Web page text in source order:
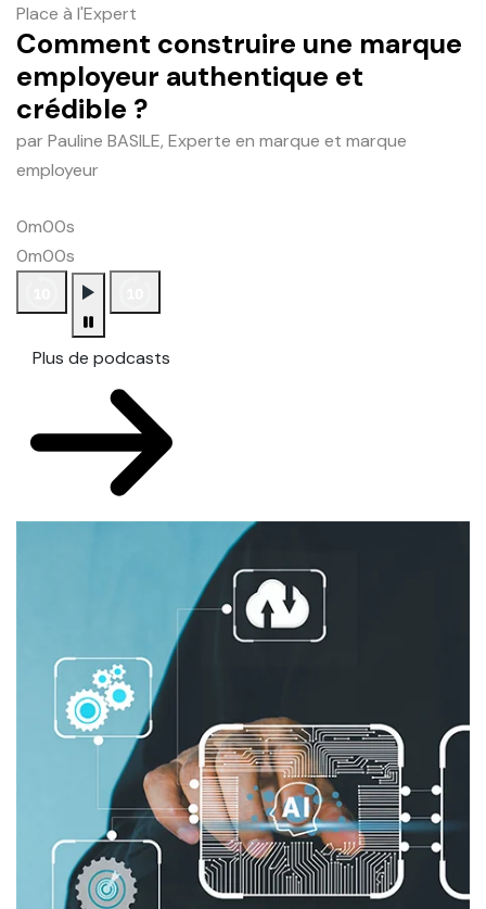
Place à l'Expert
Comment construire une marque
employeur authentique et
crédible ?
par Pauline BASILE, Experte en marque et marque
employeur
0m00s
0m00s
Plus de podcasts